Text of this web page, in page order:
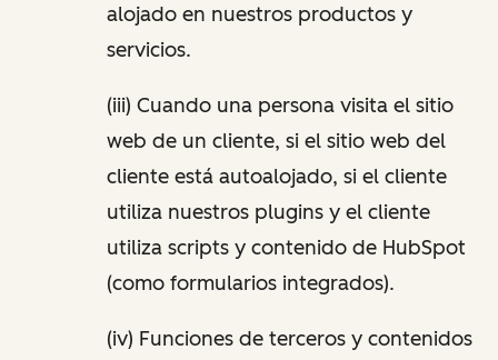
alojado en nuestros productos y
servicios.
(iii) Cuando una persona visita el sitio
web de un cliente, si el sitio web del
cliente está autoalojado, si el cliente
utiliza nuestros plugins y el cliente
utiliza scripts y contenido de HubSpot
(como formularios integrados).
(iv) Funciones de terceros y contenidos